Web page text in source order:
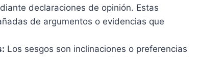
declaraciones de opinión. Estas
de argumentos o evidencias que
Los sesgos son inclinaciones o preferencias